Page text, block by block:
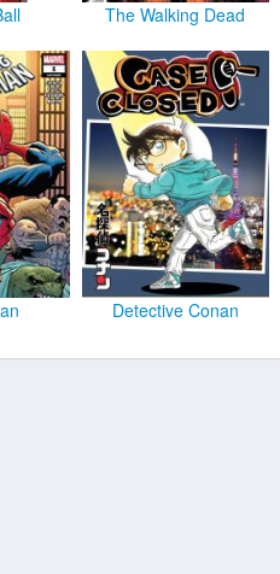
The Walking Dead
Detective Conan